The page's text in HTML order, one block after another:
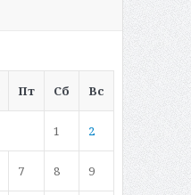
Пт Сб Вс
1 2
7 8 9